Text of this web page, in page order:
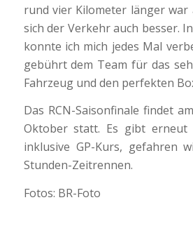
rund vier Kilometer länger war
sich der Verkehr auch besser.
konnte ich mich jedes Mal
gebührt dem Team für das
Fahrzeug und den perfekten
Das RCN-Saisonfinale findet
Oktober statt. Es gibt erneut
inklusive GP-Kurs, gefahren
Stunden-Zeitrennen.
Fotos: BR-Foto